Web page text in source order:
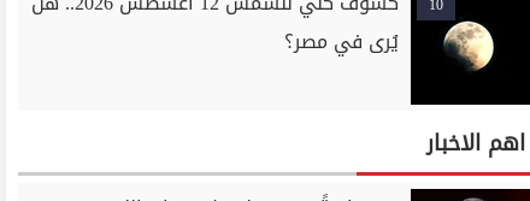
يُرى في مصر؟
اهم الاخبار